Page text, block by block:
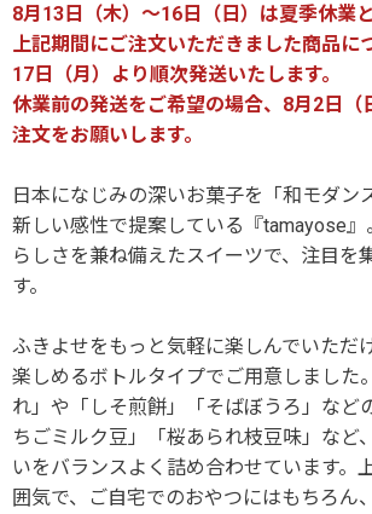
8月13日（木）～16日（日）は夏季休業と
上記期間にご注文いただきました商品に
17日（月）より順次発送いたします。
休業前の発送をご希望の場合、8月2日（
注文をお願いします。
日本になじみの深いお菓子を「和モダン
新しい感性で提案している『tamayose
らしさを兼ね備えたスイーツで、注目を
す。
ふきよせをもっと気軽に楽しんでいただ
楽しめるボトルタイプでご用意しました
れ」や「しそ煎餅」「そばぼうろ」など
ちごミルク豆」「桜あられ枝豆味」など
いをバランスよく詰め合わせています。
囲気で、ご自宅でのおやつにはもちろん